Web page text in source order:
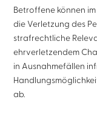
Betroffene können
die Verletzung des
strafrechtliche
ehrverletzendem
in Ausnahmefällen
ab.